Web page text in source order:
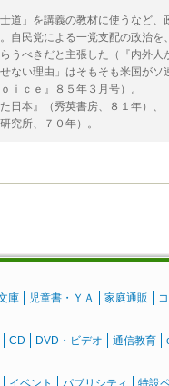
道」を講義の教材に使うなど、
自民党による一党支配の政治
うべきだと主張した（『内外
ない理由」はそもそも米国が
ｉｃｅ』８５年３月号）。
日本』（秀英書房、８１年）、
究所、７０年）。
庫 児童書・ＹＡ 家庭通販
CD DVD・ビデオ 通信教育
イベント パブリシティ 特設